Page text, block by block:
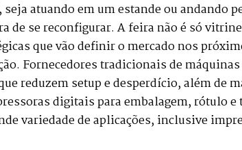
atuando em um estande ou andando
de se reconfigurar. A feira não é só
que vão definir o mercado nos
Fornecedores tradicionais de
reduzem setup e desperdício, além de
digitais para embalagem, rótulo
variedade de aplicações, inclusive